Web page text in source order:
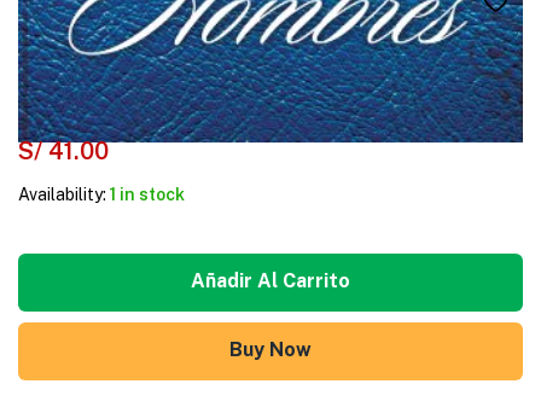
S/41.00
Availability: 1 in stock
Añadir Al Carrito
Buy Now